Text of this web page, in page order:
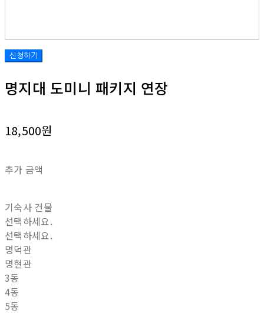
명지대 도미니 패키지 연장
18,500원
추가 금액
기숙사 건물
선택하세요.
선택하세요.
명덕관
명현관
3동
4동
5동